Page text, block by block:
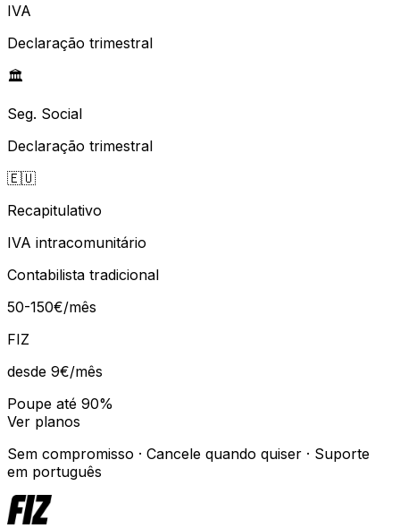
IVA
Declaração trimestral
🏛️
Seg. Social
Declaração trimestral
🇪🇺
Recapitulativo
IVA intracomunitário
Contabilista tradicional
50-150€/mês
FIZ
desde 9€/mês
Poupe até 90%
Ver planos
Sem compromisso · Cancele quando quiser · Suporte
em português